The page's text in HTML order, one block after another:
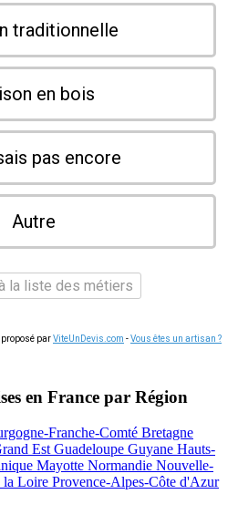
traditionnelle
en bois
pas encore
Autre
la liste des métiers
proposé parViteUnDevis.com -Vous êtes un artisan ?
en France par Région
Franche-Comté Bretagne
Est Guadeloupe Guyane Hauts-
Mayotte Normandie Nouvelle-
la Loire Provence-Alpes-Côte d'Azur